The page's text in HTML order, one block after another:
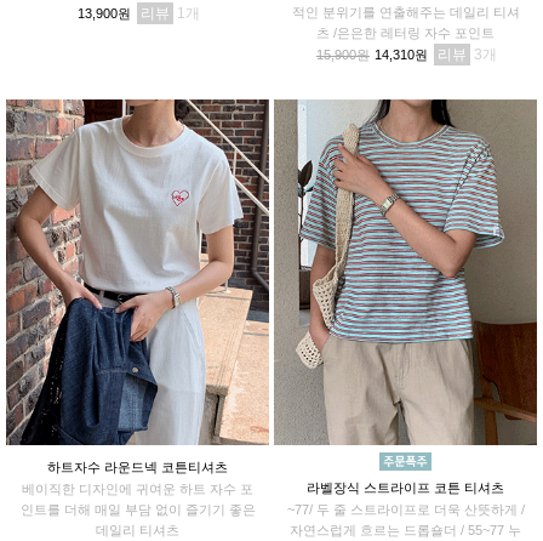
13,900원
리뷰 1
적인 분위기를 연출해주는 데일리 티셔
츠 /은은한 레터링 자수 포인트
15,900원 14,310원 리뷰 3
하트자수 라운드넥 코튼티셔츠
베이직한 디자인에 귀여운 하트 자수 포
인트를 더해 매일 부담 없이 즐기기 좋은
데일리 티셔츠
라벨장식 스트라이프 코튼 티셔츠
~77/ 두 줄 스트라이프로 더욱 산뜻하게 /
자연스럽게 흐르는 드롭숄더 / 55~77 누